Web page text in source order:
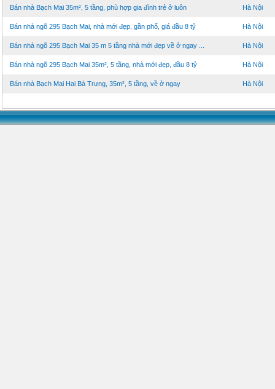
Bán nhà Bạch Mai 35m², 5 tầng, phù hợp gia đình trẻ ở luôn Hà Nội
Bán nhà ngõ 295 Bạch Mai, nhà mới đẹp, gần phố, giá đầu 8 tỷ Hà Nội
Bán nhà ngõ 295 Bạch Mai 35 m 5 tầng nhà mới đẹp về ở ngay ... Hà Nội
Bán nhà ngõ 295 Bạch Mai 35m², 5 tầng, nhà mới đẹp, đầu 8 tỷ Hà Nội
Bán nhà Bạch Mai Hai Bà Trưng, 35m², 5 tầng, về ở ngay Hà Nội